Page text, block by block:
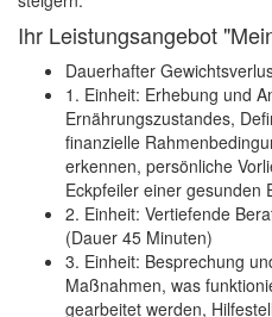
Ihr Leistungsangebot
Dauerhafter
1. Einheit: Erhebung und
Ernährungszustandes,
finanzielle
erkennen, persönliche
Eckpfeiler einer gesunden
2. Einheit: Vertiefende
(Dauer 45 Minuten)
3. Einheit: Besprechung
Maßnahmen, was
gearbeitet werden,